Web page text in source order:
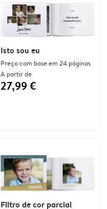
Filtro de cor parcial
Isto sou eu
Preço com base em 24 páginas
A partir de
27,99 €